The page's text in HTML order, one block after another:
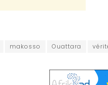
makosso Ouattara